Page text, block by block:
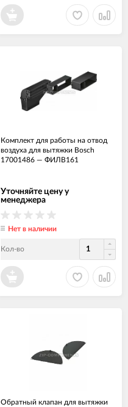
Комплект для работы на отвод
воздуха для вытяжки Bosch
17001486 — ФИЛВ161
Уточняйте цену у
менеджера
Нет в наличии
Кол-во
Обратный клапан для вытяжки